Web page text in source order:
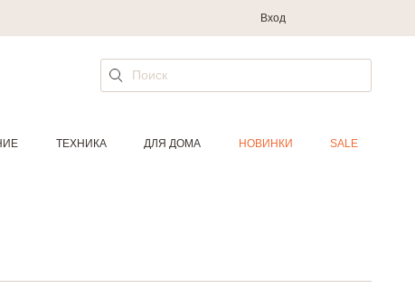
Вход
ТЕХНИКА ДЛЯ ДОМА НОВИНКИ SALE